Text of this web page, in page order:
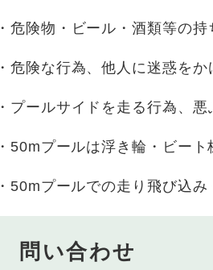
・危険物・ビール・酒類等の
・危険な行為、他人に迷惑をか
・プールサイドを走る行為、
・50mプールは浮き輪・ビー
・50mプールでの走り飛び込
問い合わせ